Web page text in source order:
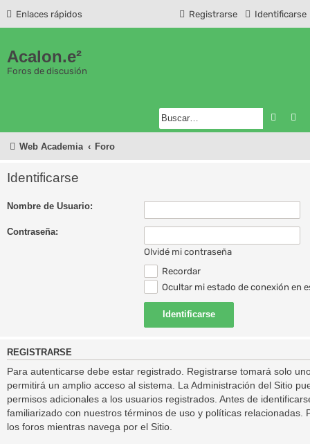
Enlaces rápidos Identificarse
Registrarse
Acalon.e²
Foros de discusión
Buscar
Web Academia Foro
Identificarse
Nombre de Usuario:
Contraseña:
Olvidé mi contraseña
Recordar
Ocultar mi estado de conexión en
REGISTRARSE
Para autenticarse debe estar registrado. Registrarse tomará solo
permitirá un amplio acceso al sistema. La Administración del Sitio
permisos adicionales a los usuarios registrados. Antes de
familiarizado con nuestros términos de uso y políticas relacionadas.
los foros mientras navega por el Sitio.